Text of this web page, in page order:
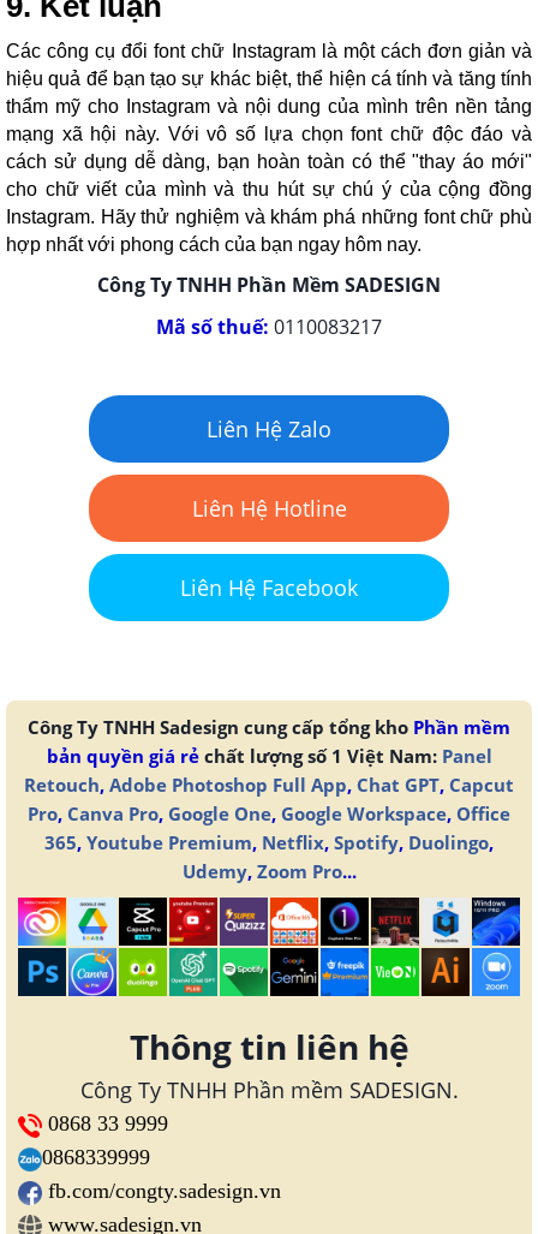
Các công cụ đổi font chữ Instagram là một cách đơn giản và
hiệu quả để bạn tạo sự khác biệt, thể hiện cá tính và tăng tính
thẩm mỹ cho Instagram và nội dung của mình trên nền tảng
mạng xã hội này. Với vô số lựa chọn font chữ độc đáo và
cách sử dụng dễ dàng, bạn hoàn toàn có thể "thay áo mới"
cho chữ viết của mình và thu hút sự chú ý của cộng đồng
Instagram. Hãy thử nghiệm và khám phá những font chữ phù
hợp nhất với phong cách của bạn ngay hôm nay.
Công Ty TNHH Phần Mềm SADESIGN
Mã số thuế: 0110083217
Liên Hệ Zalo
Liên Hệ Hotline
Liên Hệ Facebook
Công Ty TNHH Sadesign cung cấp tổng kho Phần mềm
bản quyền giá rẻchất lượng số 1 Việt Nam: Panel
Retouch, Adobe Photoshop Full App, Chat GPT, Capcut
Pro, Canva Pro, Google One, Google Workspace, Office
365, Youtube Premium, Netflix, Spotify, Duolingo,
Udemy, Zoom Pro...
Thông tin liên hệ
Công Ty TNHH Phần mềm SADESIGN.
0868 33 9999
0868339999
fb.com/congty.sadesign.vn
www.sadesign.vn